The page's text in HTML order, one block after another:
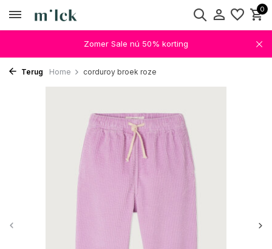
0
Zomer Sale nú 50% korting
Terug Home corduroy broek roze